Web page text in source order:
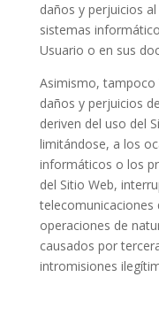
daños y perjuicios
sistemas
Usuario o en sus
Asimismo, tampoco
daños y perjuicios
deriven del uso del
limitándose, a los
informáticos o los
del Sitio Web,
telecomunicaciones
operaciones de
causados por
intromisiones